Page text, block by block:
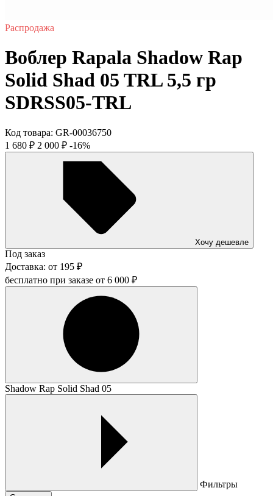
Распродажа
Воблер Rapala Shadow Rap
Solid Shad 05 TRL 5,5 гр
SDRSS05-TRL
Код товара: GR-00036750
1 680 ₽ 2 000 ₽ -16%
Хочу дешевле
Под заказ
Доставка: от 195 ₽
бесплатно при заказе от 6 000 ₽
Shadow Rap Solid Shad 05
Фильтры